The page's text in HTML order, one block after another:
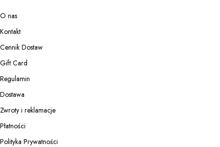
O nas
Kontakt
Cennik Dostaw
Gift Card
Regulamin
Dostawa
Zwroty i reklamacje
Płatności
Polityka Prywatności